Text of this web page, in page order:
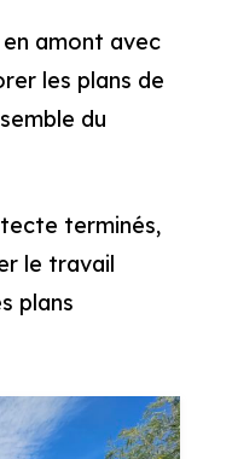
amont avec
les plans de
du
terminés,
le travail
plans